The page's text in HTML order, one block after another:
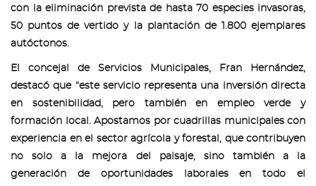
con la eliminación prevista de hasta 70 especies invasoras,
50 puntos de vertido y la plantación de 1.800 ejemplares
autóctonos.
El concejal de Servicios Municipales, Fran Hernández,
destacó que “este servicio representa una inversión directa
en sostenibilidad, pero también en empleo verde y
formación local. Apostamos por cuadrillas municipales con
experiencia en el sector agrícola y forestal, que contribuyen
no solo a la mejora del paisaje, sino también a la
generación de oportunidades laborales en todo el